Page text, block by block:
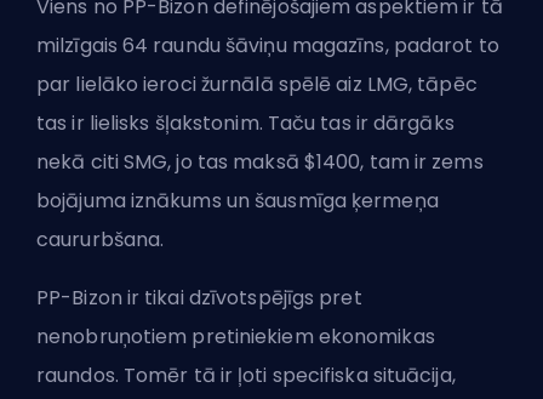
Viens no PP-Bizon definējošajiem aspektiem ir tā
milzīgais 64 raundu šāviņu magazīns, padarot to
par lielāko ieroci žurnālā spēlē aiz LMG, tāpēc
tas ir lielisks šļakstonim. Taču tas ir dārgāks
nekā citi SMG, jo tas maksā $1400, tam ir zems
bojājuma iznākums un šausmīga ķermeņa
caururbšana.
PP-Bizon ir tikai dzīvotspējīgs pret
nenobruņotiem pretiniekiem ekonomikas
raundos. Tomēr tā ir ļoti specifiska situācija,